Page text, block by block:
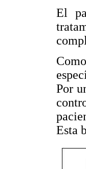
El
Por
Esta